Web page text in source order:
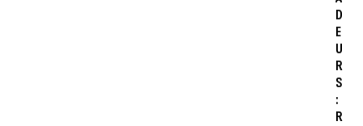
D
E
U
R
S
:
R